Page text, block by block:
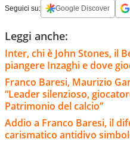
Seguici su: Google Discover
Leggi anche:
Inter, chi è John Stones, il
piangere Inzaghi e dove
Franco Baresi, Maurizio
“Leader silenzioso,
Patrimonio del calcio”
Addio a Franco Baresi, il
carismatico antidivo